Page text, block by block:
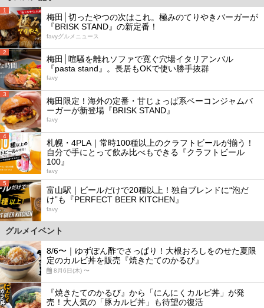
1
梅田│切ったやつの次はこれ。極みのてりやきバーガーが
『BRISK STAND』の新定番！
favyグルメニュース
2
梅田│喧騒を離れソファで寛ぐ穴場イタリアンバル
『pasta stand』。長居もOKで使い勝手抜群
favy
3
梅田限定！海外の定番・甘じょっぱ系ベーコンジャムバ
ーガーが新登場『BRISK STAND』
favy
4
札幌・4PLA｜常時100種以上のクラフトビールが揃う！
自分で手にとって飲み比べもできる『クラフトビール
100』
favy
5
富山駅｜ビールだけで20種以上！独自ブレンドに“泡だ
け”も『PERFECT BEER KITCHEN』
favy
グルメイベント
8/6〜｜ゆずぽん酢でさっぱり！大根おろしをのせた夏限
定のカルビ丼を販売『焼きたてのかるび』
8月6日(木) 〜
『焼きたてのかるび』から「にんにくカルビ丼」が発
売！大人気の「豚カルビ丼」も待望の復活